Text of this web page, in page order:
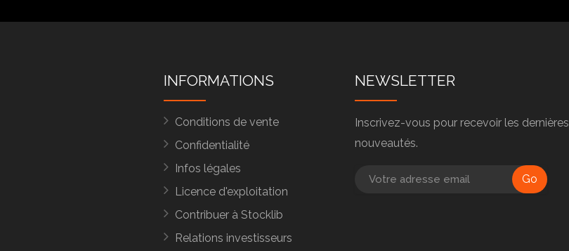
INFORMATIONS
Conditions de vente
Confidentialité
Infos légales
Licence d'exploitation
Contribuer à Stocklib
Relations investisseurs
NEWSLETTER
Inscrivez-vous pour recevoir les dernières
nouveautés.
Go